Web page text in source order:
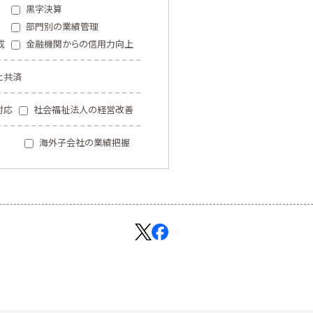
黒字決算
部門別の業績管理
金融機関からの信用力向上
共済
応 社会福祉法人の経営改善
海外子会社の業績把握